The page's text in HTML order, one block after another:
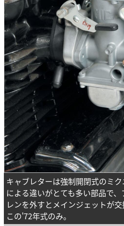
キャブレターは強制開閉式のミ
による違いがとても多い部品で、
レンを外すとメインジェットが
この'72年式のみ。